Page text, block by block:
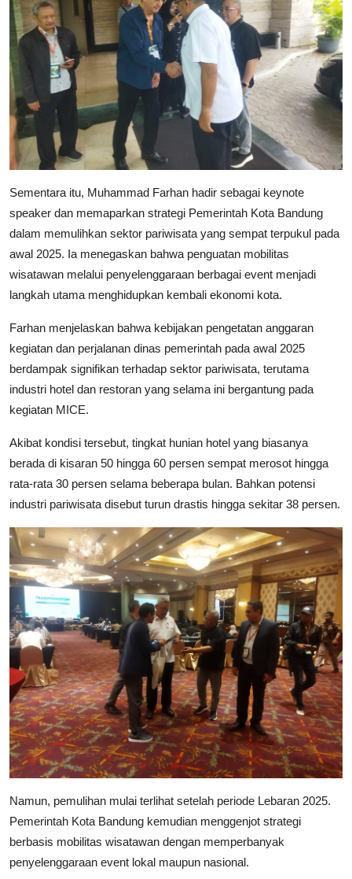
Sementara itu, Muhammad Farhan hadir sebagai keynote
speaker dan memaparkan strategi Pemerintah Kota Bandung
dalam memulihkan sektor pariwisata yang sempat terpukul pada
awal 2025. Ia menegaskan bahwa penguatan mobilitas
wisatawan melalui penyelenggaraan berbagai event menjadi
langkah utama menghidupkan kembali ekonomi kota.
Farhan menjelaskan bahwa kebijakan pengetatan anggaran
kegiatan dan perjalanan dinas pemerintah pada awal 2025
berdampak signifikan terhadap sektor pariwisata, terutama
industri hotel dan restoran yang selama ini bergantung pada
kegiatan MICE.
Akibat kondisi tersebut, tingkat hunian hotel yang biasanya
berada di kisaran 50 hingga 60 persen sempat merosot hingga
rata-rata 30 persen selama beberapa bulan. Bahkan potensi
industri pariwisata disebut turun drastis hingga sekitar 38 persen.
Namun, pemulihan mulai terlihat setelah periode Lebaran 2025.
Pemerintah Kota Bandung kemudian menggenjot strategi
berbasis mobilitas wisatawan dengan memperbanyak
penyelenggaraan event lokal maupun nasional.